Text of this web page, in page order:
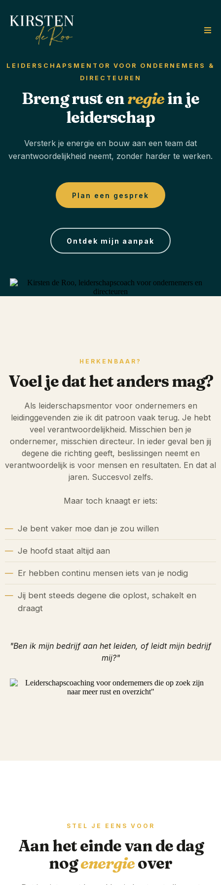
LEIDERSCHAPSMENTOR VOOR ONDERNEMERS &
DIRECTEUREN
Breng rust enregiein je
leiderschap
Versterk je energie en bouw aan een team dat
verantwoordelijkheid neemt, zonder harder te werken.
Plan een gesprek
Ontdek mijn aanpak
HERKENBAAR?
Voel je dat het anders mag?
Als leiderschapsmentor voor ondernemers en
leidinggevenden zie ik dit patroon vaak terug. Je hebt
veel verantwoordelijkheid. Misschien ben je
ondernemer, misschien directeur. In ieder geval ben jij
degene die richting geeft, beslissingen neemt en
verantwoordelijk is voor mensen en resultaten. En dat al
jaren. Succesvol zelfs.
Maar toch knaagt er iets:
Je bent vaker moe dan je zou willen
Je hoofd staat altijd aan
Er hebben continu mensen iets van je nodig
Jij bent steeds degene die oplost, schakelt en
draagt
"Ben ik mijn bedrijf aan het leiden, of leidt mijn bedrijf
mij?"
STEL JE EENS VOOR
Aan het einde van de dag
nogenergieover